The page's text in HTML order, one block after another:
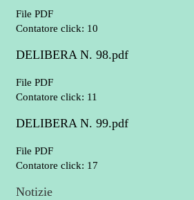
File PDF
Contatore click: 10
DELIBERA N. 98.pdf
File PDF
Contatore click: 11
DELIBERA N. 99.pdf
File PDF
Contatore click: 17
Notizie